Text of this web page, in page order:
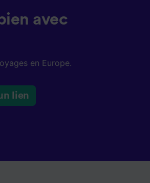
avec
en Europe.
lien